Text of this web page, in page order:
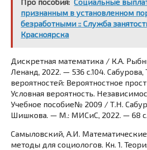
признанным в установленном
безработными :: Служба
Красноярска
Дискретная математика / К.А.
Ленанд, 2022. — 536 c.104. Сабурова,
вероятностей: Вероятностное
Условная вероятность.
Учебное пособие№ 2009 / Т.Н.
Шишкова. — М.: МИСиС, 2022. — 68
Самыловский, А.И.
методы для социологов. Кн. 1.